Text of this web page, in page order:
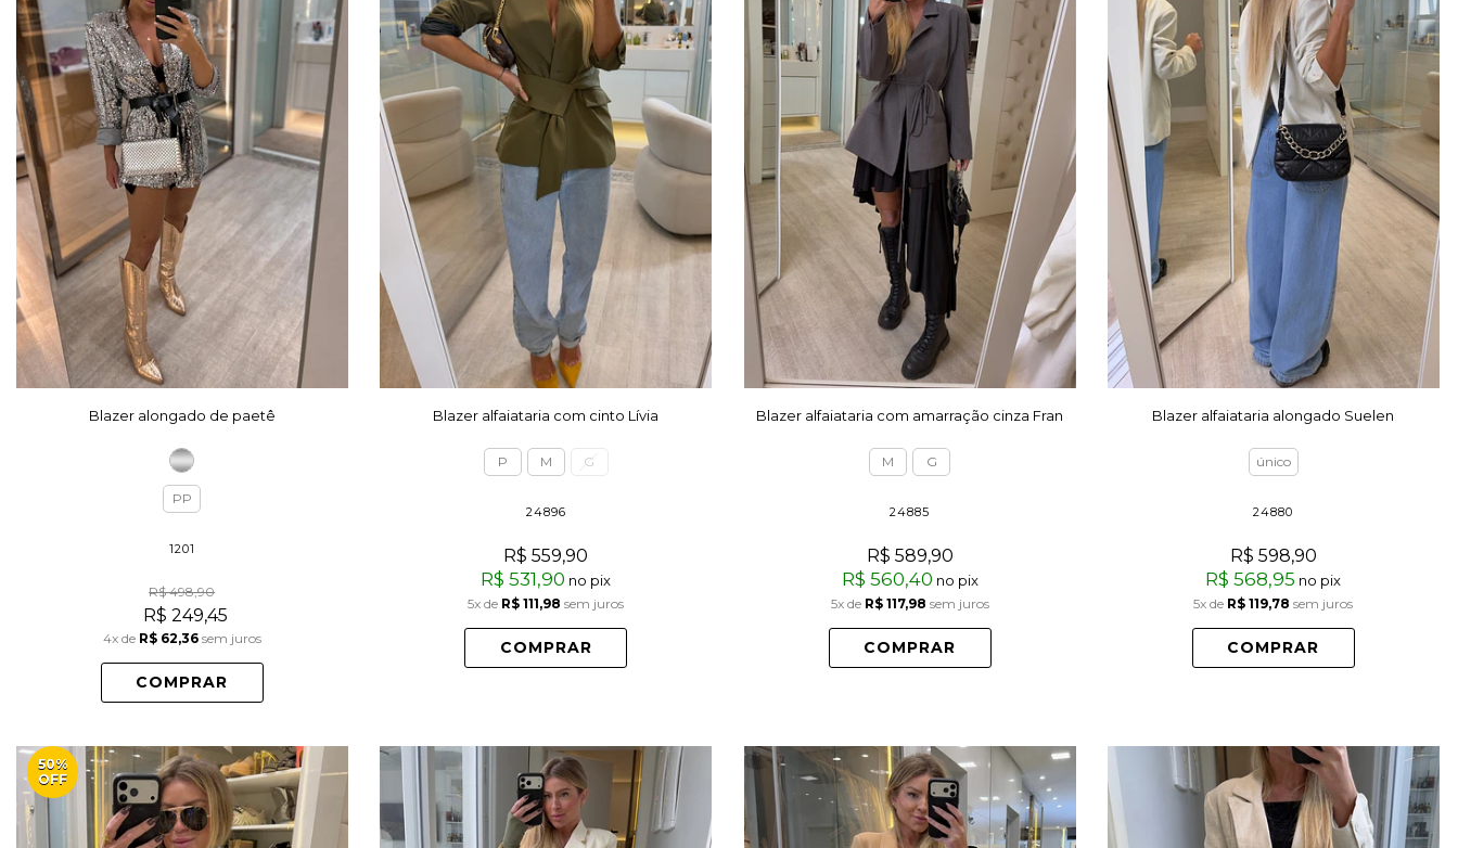
Blazer alongado de paetê
PP
1201
R$ 498,90
R$ 249,45
4xde R$ 62,36sem juros
COMPRAR
Blazer alfaiataria com cinto Lívia
P M G
24896
R$ 559,90
R$ 531,90 no pix
5x de R$ 111,98 sem juros
COMPRAR
Blazer alfaiataria com amarração cinza Fran
M G
24885
R$ 589,90
R$ 560,40 no pix
5xde R$ 117,98 sem juros
COMPRAR
Blazer alfaiataria alongado Suelen
único
24880
R$ 598,90
R$ 568,95 no pix
5x de R$ 119,78 sem juros
COMPRAR
50%
OFF